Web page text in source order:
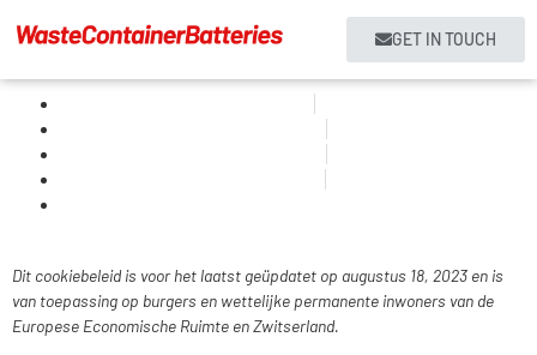
GET IN TOUCH
Dit cookiebeleid is voor het laatst geüpdatet op augustus 18, 2023 en is
van toepassing op burgers en wettelijke permanente inwoners van de
Europese Economische Ruimte en Zwitserland.